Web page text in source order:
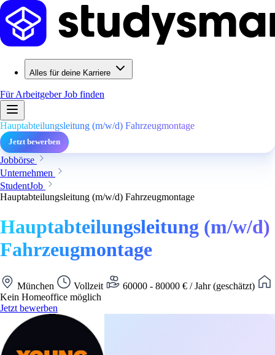
Alles für deine Karriere
Für ArbeitgeberJob finden
Hauptabteilungsleitung (m/w/d) Fahrzeugmontage
Jetzt bewerben
Jobbörse
Unternehmen
StudentJob
Hauptabteilungsleitung (m/w/d) Fahrzeugmontage
Hauptabteilungsleitung (m/w/d)
Fahrzeugmontage
München Vollzeit
60000 - 80000 € / Jahr (geschätzt)
Kein Homeoffice möglich
Jetzt bewerben